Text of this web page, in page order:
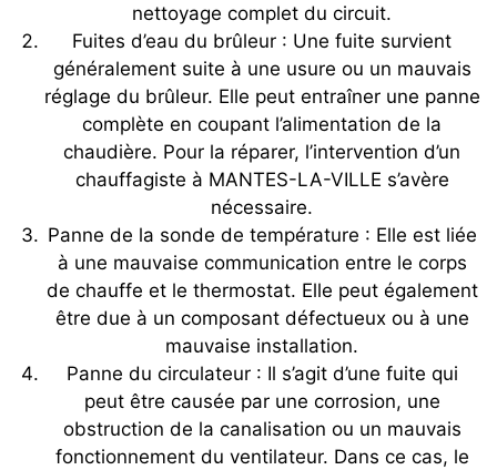
nettoyage complet du circuit.
Fuites d’eau du brûleur : Une fuite survient
généralement suite à une usure ou un mauvais
réglage du brûleur. Elle peut entraîner une panne
complète en coupant l’alimentation de la
chaudière. Pour la réparer, l’intervention d’un
chauffagiste à MANTES-LA-VILLE s’avère
nécessaire.
Panne de la sonde de température : Elle est liée
à une mauvaise communication entre le corps
de chauffe et le thermostat. Elle peut également
être due à un composant défectueux ou à une
mauvaise installation.
Panne du circulateur : Il s’agit d’une fuite qui
peut être causée par une corrosion, une
obstruction de la canalisation ou un mauvais
fonctionnement du ventilateur. Dans ce cas, le